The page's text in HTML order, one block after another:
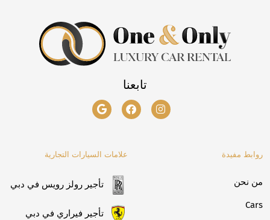
تابعنا
روابط مفيدة
من نحن
Cars
علامات السيارات التجارية
تأجير رولز رويس في دبي
تأجير فيراري في دبي